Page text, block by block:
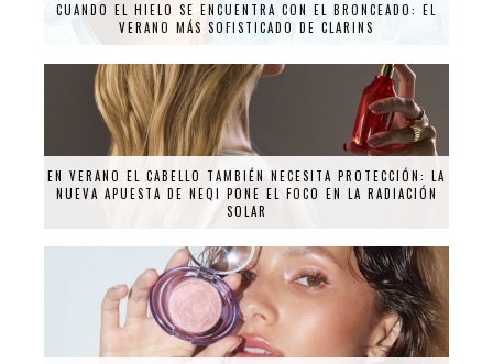
CUANDO EL HIELO SE ENCUENTRA CON EL BRONCEADO: EL
VERANO MÁS SOFISTICADO DE CLARINS
EN VERANO EL CABELLO TAMBIÉN NECESITA PROTECCIÓN: LA
NUEVA APUESTA DE NEQI PONE EL FOCO EN LA RADIACIÓN
SOLAR